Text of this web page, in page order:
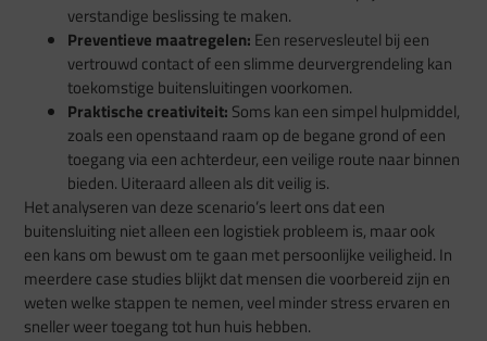
verstandige beslissing te maken.
Preventieve maatregelen: Een reservesleutel bij een
vertrouwd contact of een slimme deurvergrendeling kan
toekomstige buitensluitingen voorkomen.
Praktische creativiteit: Soms kan een simpel hulpmiddel,
zoals een openstaand raam op de begane grond of een
toegang via een achterdeur, een veilige route naar binnen
bieden. Uiteraard alleen als dit veilig is.
Het analyseren van deze scenario’s leert ons dat een
buitensluiting niet alleen een logistiek probleem is, maar ook
een kans om bewust om te gaan met persoonlijke veiligheid. In
meerdere case studies blijkt dat mensen die voorbereid zijn en
weten welke stappen te nemen, veel minder stress ervaren en
sneller weer toegang tot hun huis hebben.